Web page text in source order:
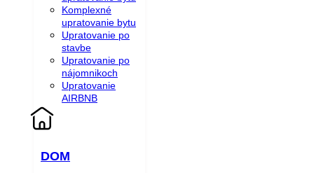
Komplexné
upratovanie bytu
Upratovanie po
stavbe
Upratovanie po
nájomnikoch
Upratovanie
AIRBNB
DOM